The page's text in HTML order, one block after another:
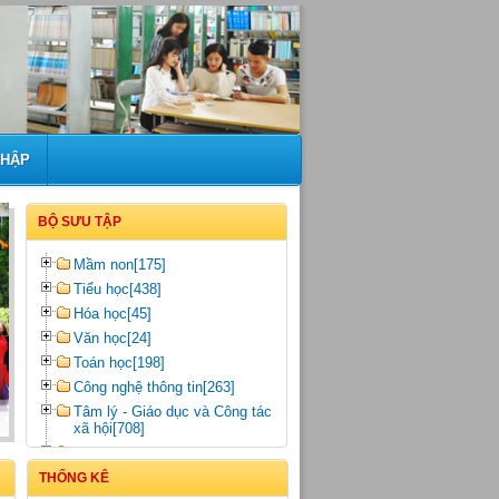
BỘ SƯU TẬP
Mầm non[175]
Tiểu học[438]
Hóa học[45]
Văn học[24]
Toán học[198]
Công nghệ thông tin[263]
Tâm lý - Giáo dục và Công tác
xã hội[708]
Sinh học[47]
Vật lý - Nguyên tử[69]
THỐNG KÊ